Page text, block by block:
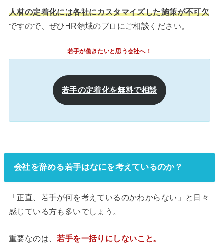
人材の定着化には各社にカスタマイズした施策が不可欠
ですので、ぜひHR領域のプロにご相談ください。
若手が働きたいと思う会社へ！
若手の定着化を無料で相談
会社を辞める若手はなにを考えているのか？
「正直、若手が何を考えているのかわからない」と日々
感じている方も多いでしょう。
重要なのは、若手を一括りにしないこと。